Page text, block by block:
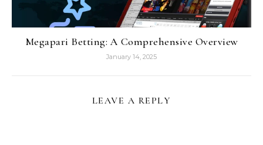
Megapari Betting: A Comprehensive Overview
January 14, 2025
LEAVE A REPLY